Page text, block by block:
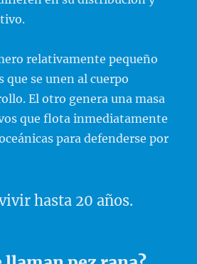
relativamente pequeño
que se unen al cuerpo
El otro genera una masa
que flota inmediatamente
para defenderse por
hasta 20 años.